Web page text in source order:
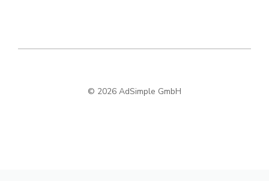
© 2026 AdSimple GmbH